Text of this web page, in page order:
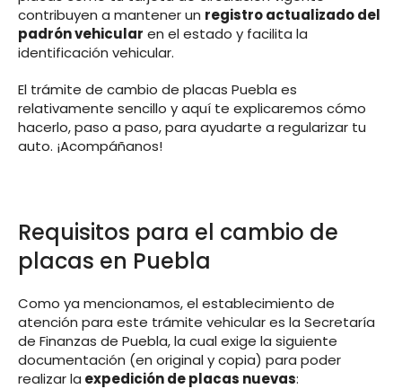
contribuyen a mantener un registro actualizado del
padrón vehicular en el estado y facilita la
identificación vehicular.
El trámite de cambio de placas Puebla es
relativamente sencillo y aquí te explicaremos cómo
hacerlo, paso a paso, para ayudarte a regularizar tu
auto. ¡Acompáñanos!
Requisitos para el cambio de
placas en Puebla
Como ya mencionamos, el establecimiento de
atención para este trámite vehicular es la Secretaría
de Finanzas de Puebla, la cual exige la siguiente
documentación (en original y copia) para poder
realizar la expedición de placas nuevas: